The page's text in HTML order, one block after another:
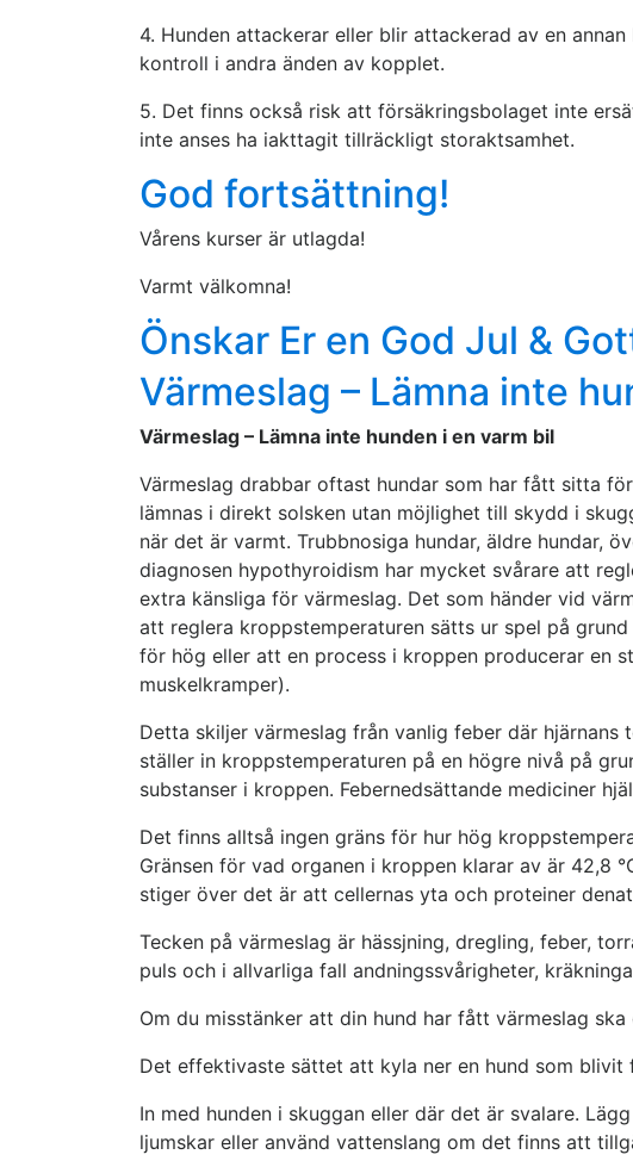
4. Hunden attackerar eller blir attackerad av en
kontroll i andra änden av kopplet.
5. Det finns också risk att försäkringsbolaget inte
inte anses ha iakttagit tillräckligt storaktsamhet.
God fortsättning!
Vårens kurser är utlagda!
Varmt välkomna!
Önskar Er en God Jul &
Värmeslag – Lämna inte
Värmeslag – Lämna inte hunden i en varm bil
Värmeslag drabbar oftast hundar som har fått sitta
lämnas i direkt solsken utan möjlighet till skydd i
när det är varmt. Trubbnosiga hundar, äldre hundar,
diagnosen hypothyroidism har mycket svårare att
extra känsliga för värmeslag. Det som händer vid
att reglera kroppstemperaturen sätts ur spel på
för hög eller att en process i kroppen producerar en
muskelkramper).
Detta skiljer värmeslag från vanlig feber där hjärnans
ställer in kroppstemperaturen på en högre nivå på
substanser i kroppen. Febernedsättande mediciner
Det finns alltså ingen gräns för hur hög
Gränsen för vad organen i kroppen klarar av är 42,8
stiger över det är att cellernas yta och proteiner
Tecken på värmeslag är hässjning, dregling, feber,
puls och i allvarliga fall andningssvårigheter,
Om du misstänker att din hund har fått värmeslag
Det effektivaste sättet att kyla ner en hund som blivit
In med hunden i skuggan eller där det är svalare.
ljumskar eller använd vattenslang om det finns att